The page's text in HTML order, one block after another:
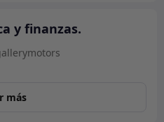
y finanzas.
más